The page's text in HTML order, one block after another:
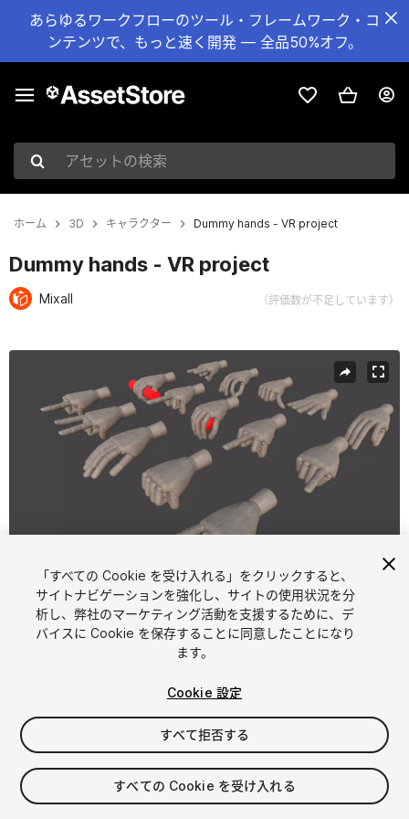
あらゆるワークフローのツール・フレームワーク・コ
ンテンツで、もっと速く開発 — 全品50%オフ。
アセットの検索
ホーム 3D キャラクター Dummy hands - VR project
Dummy hands - VR project
Mixall （評価数が不足しています）
1 /9
$4.99
消費税は決済時に計算されます
「すべての Cookie を受け入れる」をクリックすると、
サイトナビゲーションを強化し、サイトの使用状況を分
析し、弊社のマーケティング活動を支援するために、デ
バイスに Cookie を保存することに同意したことになり
ます。
Cookie 設定
すべて拒否する
すべての Cookie を受け入れる